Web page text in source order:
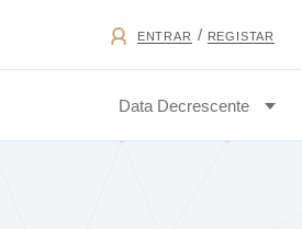
ENTRAR / REGISTAR